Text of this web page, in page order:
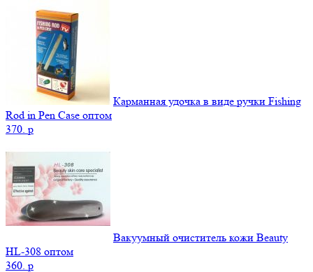
Карманная удочка в виде ручки Fishing
Rod in Pen Case оптом
370. p
Вакуумный очиститель кожи Beauty
НL-308 оптом
360. p